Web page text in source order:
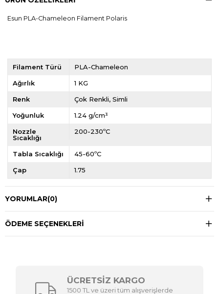
Esun PLA-Chameleon Filament Polaris
Filament Türü PLA-Chameleon
Ağırlık 1 KG
Renk Çok Renkli Simli
Yoğunluk 1.24 g/cm³
Nozzle
Sıcaklığı
200-230ºC
Tabla Sıcaklığı 45-60ºC
Çap 1.75
YORUMLAR(0)
ÖDEME SEÇENEKLERI
ÜCRETSİZ KARGO
1500 TL ve üzeri tüm alışverişlerde